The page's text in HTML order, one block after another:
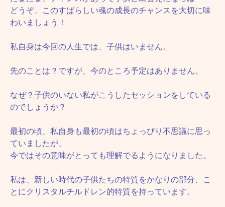
どうぞ、このすばらしい魂の成長のチャンスを大切に味
わいましょう！
私自身は今回の人生では、子供はいません。
先のことは？ですが、今のところ予定はありません。
なぜ？子供のいない私がこうしたセッションをしている
のでしょうか？
最初の頃、私自身も最初の頃はちょっぴり不思議に思っ
ていましたが、
今ではその意味がとっても理解でるようになりました。
私は、新しい時代の子供たちの特質をかなりの部分、こ
とにクリスタルチルドレン的特質を持っています。